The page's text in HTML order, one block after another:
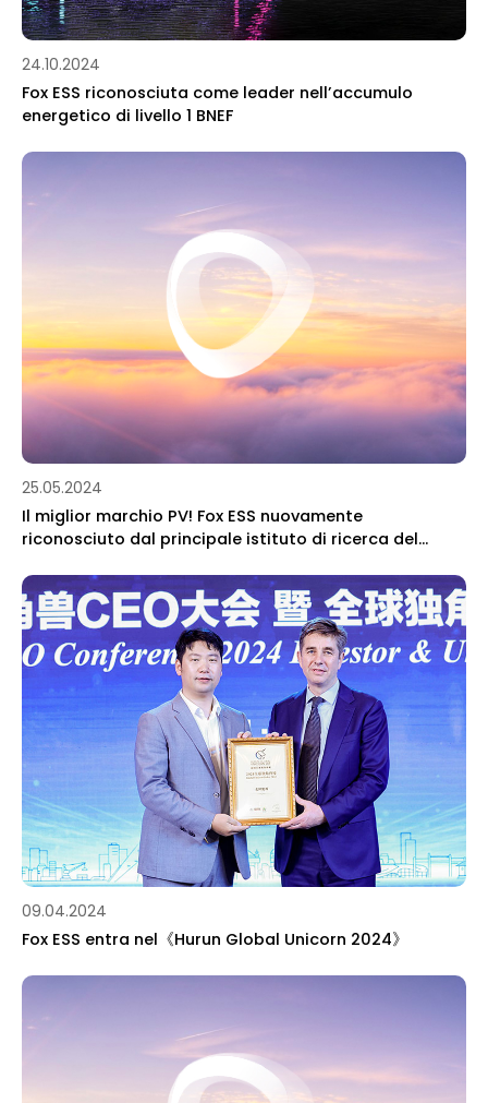
24.10.2024
Fox ESS riconosciuta come leader nell’accumulo
energetico di livello 1 BNEF
25.05.2024
Il miglior marchio PV! Fox ESS nuovamente
riconosciuto dal principale istituto di ricerca del
09.04.2024
Fox ESS entra nel《Hurun Global Unicorn 2024》